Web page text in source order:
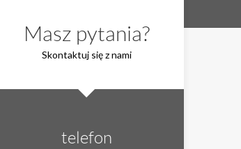
Masz pytania?
Skontaktuj się z nami
telefon